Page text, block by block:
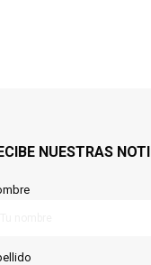
NUESTRAS